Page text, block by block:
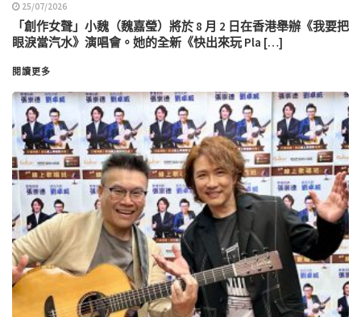
25/07/2026
「創作女聲」小魏（魏嘉瑩）將於 8 月 2 日在香港舉辦《我要把
眼淚當汽水》演唱會。她的全新《快出來玩 Pla […]
閱讀更多